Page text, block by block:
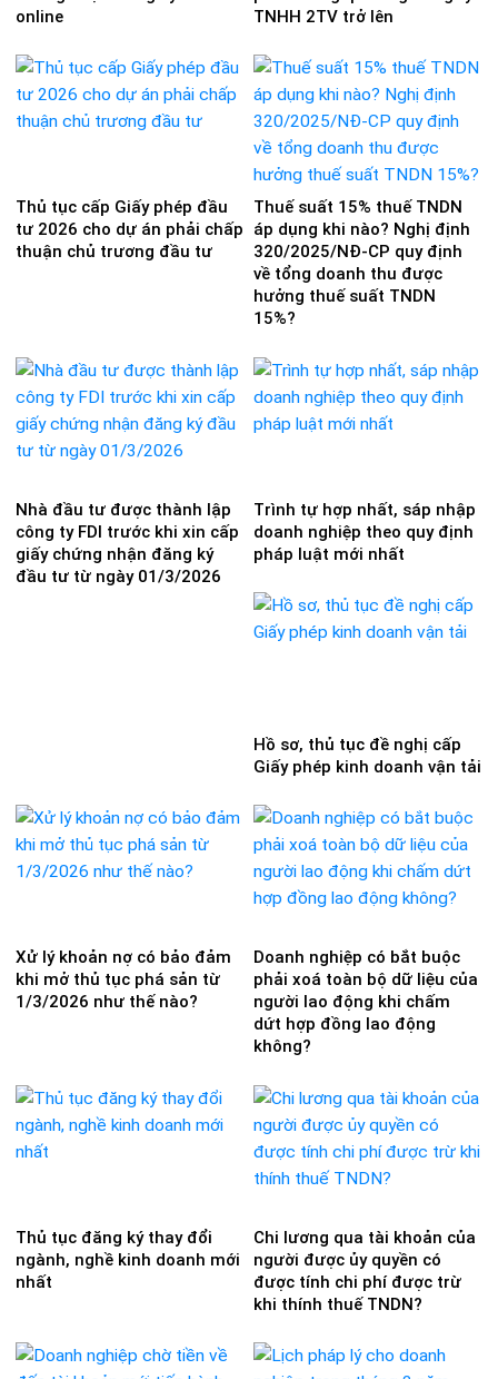
online
TNHH 2TV trở lên
Thủ tục cấp Giấy phép đầu
tư 2026 cho dự án phải chấp
thuận chủ trương đầu tư
Thuế suất 15% thuế TNDN
áp dụng khi nào? Nghị định
320/2025/NĐ-CP quy định
về tổng doanh thu được
hưởng thuế suất TNDN
15%?
Nhà đầu tư được thành lập
công ty FDI trước khi xin cấp
giấy chứng nhận đăng ký
đầu tư từ ngày 01/3/2026
Trình tự hợp nhất, sáp nhập
doanh nghiệp theo quy định
pháp luật mới nhất
Hồ sơ, thủ tục đề nghị cấp
Giấy phép kinh doanh vận tải
Xử lý khoản nợ có bảo đảm
khi mở thủ tục phá sản từ
1/3/2026 như thế nào?
Doanh nghiệp có bắt buộc
phải xoá toàn bộ dữ liệu của
người lao động khi chấm
dứt hợp đồng lao động
không?
Thủ tục đăng ký thay đổi
ngành, nghề kinh doanh mới
nhất
Chi lương qua tài khoản của
người được ủy quyền có
được tính chi phí được trừ
khi thính thuế TNDN?